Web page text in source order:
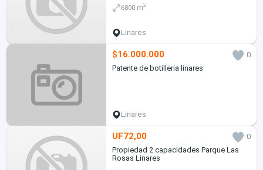
6800 m2
Linares
$16.000.000
0
Patente de botilleria linares
Linares
UF72,00
0
Propiedad 2 capacidades Parque Las
Rosas Linares